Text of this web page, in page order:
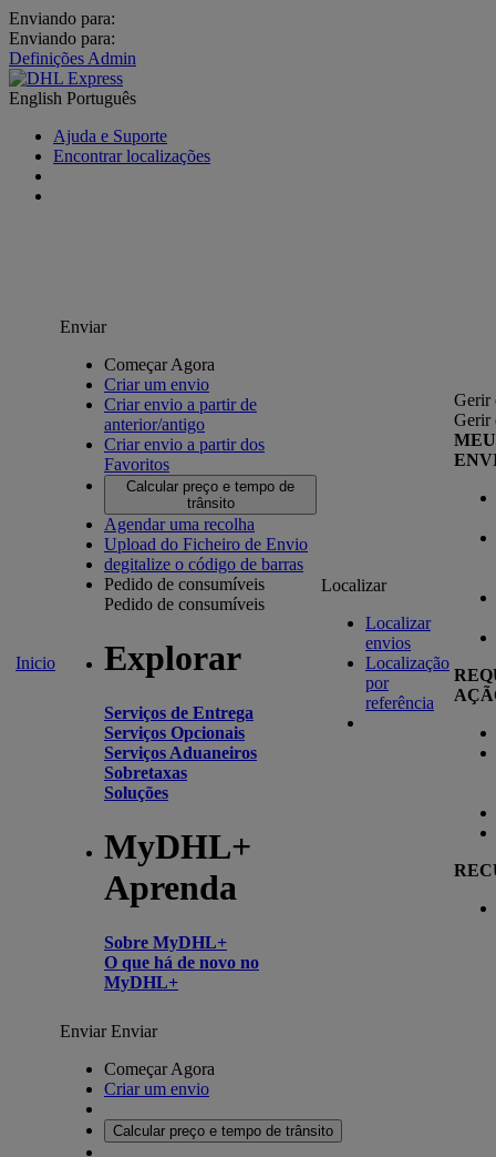
Enviando para:
Enviando para:
Definições Admin
English Português
Ajuda e Suporte
Encontrar localizações
Inicio
Enviar
Começar Agora
Criar um envio
Criar envio a partir de
anterior/antigo
Criar envio a partir dos
Favoritos
Calcular preço e tempo de
trânsito
Agendar uma recolha
Upload do Ficheiro de Envio
degitalize o código de barras
Pedido de consumíveis
Pedido de consumíveis
Explorar
Serviços de Entrega
Serviços Opcionais
Serviços Aduaneiros
Sobretaxas
Soluções
MyDHL+
Aprenda
Sobre MyDHL+
O que há de novo no
MyDHL+
Localizar
Localizar
envios
Localização
por
referência
Gerir
Gerir
EnviarEnviar
Começar Agora
Criar um envio
Calcular preço e tempo de trânsito